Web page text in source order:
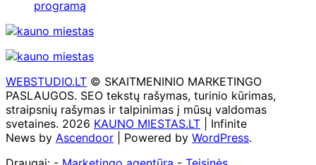
programą
WEBSTUDIO.LT © SKAITMENINIO MARKETINGO
PASLAUGOS. SEO tekstų rašymas, turinio kūrimas,
straipsnių rašymas ir talpinimas į mūsų valdomas
svetaines. 2026 KAUNO MIESTAS.LT | Infinite
News by Ascendoor | Powered by WordPress.